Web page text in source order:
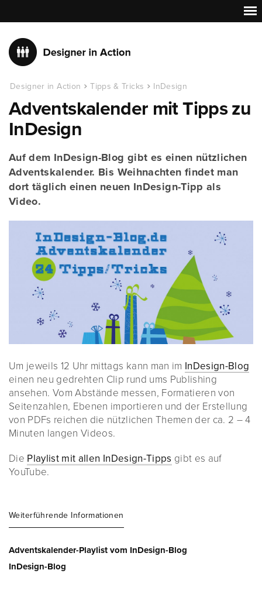
Designer in Action Tipps & Tricks InDesign
Adventskalender mit Tipps zu
InDesign
Auf dem InDesign-Blog gibt es einen nützlichen
Adventskalender. Bis Weihnachten findet man
dort täglich einen neuen InDesign-Tipp als
Video.
Um jeweils 12 Uhr mittags kann man im InDesign-Blog
einen neu gedrehten Clip rund ums Publishing
ansehen. Vom Abstände messen, Formatieren von
Seitenzahlen, Ebenen importieren und der Erstellung
von PDFs reichen die nützlichen Themen der ca. 2 – 4
Minuten langen Videos.
Die Playlist mit allen InDesign-Tipps gibt es auf
YouTube.
Weiterführende Informationen
Adventskalender-Playlist vom InDesign-Blog
InDesign-Blog